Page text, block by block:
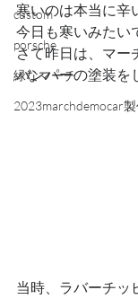
custom
porsche
緑なマーチ
2023marchdemocar
寒いのは本当に辛
今日も寒いみたい
さて昨日は、マー
バンパーの塗装を
当時、ラバーチッ